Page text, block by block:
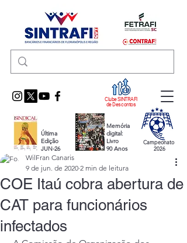
Clube SINTRAFI
de Descontos
Última
Edição
JUN-26
Memória
digital:
Livro
90 Anos
Campeonato
2026
COE Itaú cobra abertura de
CAT para funcionários
infectados
WilFran Canaris
9 de jun. de 2020 2 min de leitura